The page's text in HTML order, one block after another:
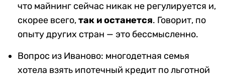
что майнинг сейчас никак не регулируется и,
скорее всего,так и останется. Говорит, по
опыту других стран — это бессмысленно.
Вопрос из Иваново: многодетная семья
хотела взять ипотечный кредит по льготной